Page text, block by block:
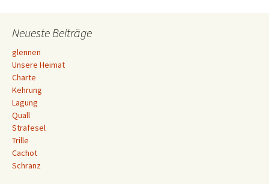
Navigation
Neueste Beiträge
glennen
Unsere Heimat
Charte
Kehrung
Lagung
Quall
Strafesel
Trille
Cachot
Schranz